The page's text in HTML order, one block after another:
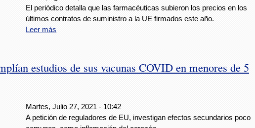
El periódico detalla que las farmacéuticas subieron los precios en los
últimos contratos de suministro a la UE firmados este año.
Leer más
estudios de sus vacunas COVID en menores de 5
Martes, Julio 27, 2021 - 10:42
A petición de reguladores de EU, investigan efectos secundarios poco